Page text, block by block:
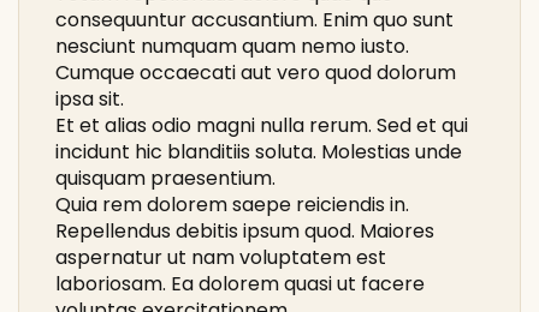
consequuntur accusantium. Enim quo sunt
nesciunt numquam quam nemo iusto.
Cumque occaecati aut vero quod dolorum
ipsa sit.
Et et alias odio magni nulla rerum. Sed et qui
incidunt hic blanditiis soluta. Molestias unde
quisquam praesentium.
Quia rem dolorem saepe reiciendis in.
Repellendus debitis ipsum quod. Maiores
aspernatur ut nam voluptatem est
laboriosam. Ea dolorem quasi ut facere